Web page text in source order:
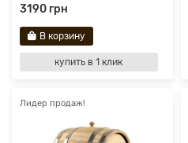
3190 грн
В корзину
купить в 1 клик
Лидер продаж!